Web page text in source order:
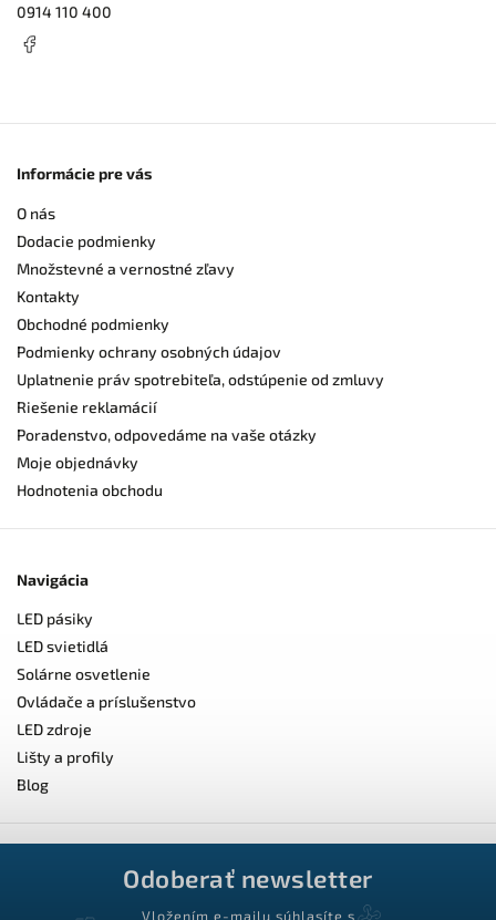
0914 110 400
Informácie pre vás
O nás
Dodacie podmienky
Množstevné a vernostné zľavy
Kontakty
Obchodné podmienky
Podmienky ochrany osobných údajov
Uplatnenie práv spotrebiteľa, odstúpenie od zmluvy
Riešenie reklamácií
Poradenstvo, odpovedáme na vaše otázky
Moje objednávky
Hodnotenia obchodu
Navigácia
LED pásiky
LED svietidlá
Solárne osvetlenie
Ovládače a príslušenstvo
LED zdroje
Lišty a profily
Blog
Odoberať newsletter
Vložením e-mailu súhlasíte s